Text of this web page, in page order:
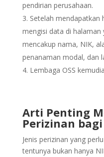
pendirian perusahaan.
Setelah mendapatkan
mengisi data di halaman
mencakup nama, NIK,
penanaman modal, dan
Lembaga OSS
Arti Penting
Perizinan
Jenis perizinan yang
tentunya bukan hanya